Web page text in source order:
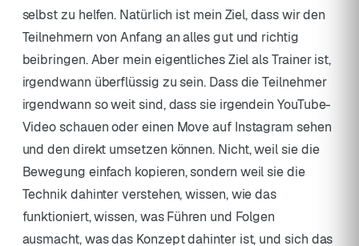
selbst zu helfen. Natürlich ist mein Ziel, dass wir den
Teilnehmern von Anfang an alles gut und richtig
beibringen. Aber mein eigentliches Ziel als Trainer ist,
irgendwann überflüssig zu sein. Dass die Teilnehmer
irgendwann so weit sind, dass sie irgendein YouTube-
Video schauen oder einen Move auf Instagram sehen
und den direkt umsetzen können. Nicht, weil sie die
Bewegung einfach kopieren, sondern weil sie die
Technik dahinter verstehen, wissen, wie das
funktioniert, wissen, was Führen und Folgen
ausmacht, was das Konzept dahinter ist, und sich das